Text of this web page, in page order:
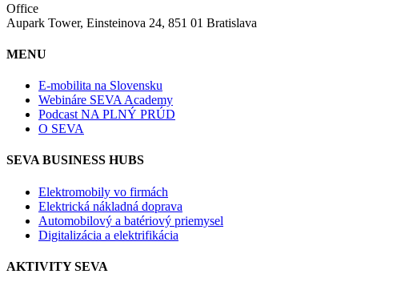
Office
Aupark Tower, Einsteinova 24, 851 01 Bratislava
MENU
E-mobilita na Slovensku
Webináre SEVA Academy
Podcast NA PLNÝ PRÚD
O SEVA
SEVA BUSINESS HUBS
Elektromobily vo firmách
Elektrická nákladná doprava
Automobilový a batériový priemysel
Digitalizácia a elektrifikácia
AKTIVITY SEVA